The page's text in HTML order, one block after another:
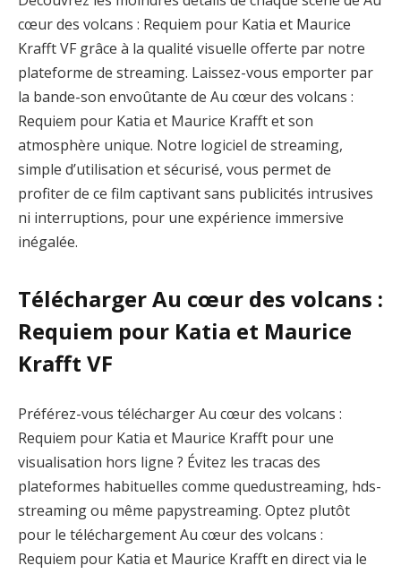
cœur des volcans : Requiem pour Katia et Maurice
Krafft VF grâce à la qualité visuelle offerte par notre
plateforme de streaming. Laissez-vous emporter par
la bande-son envoûtante de Au cœur des volcans :
Requiem pour Katia et Maurice Krafft et son
atmosphère unique. Notre logiciel de streaming,
simple d’utilisation et sécurisé, vous permet de
profiter de ce film captivant sans publicités intrusives
ni interruptions, pour une expérience immersive
inégalée.
Télécharger Au cœur des volcans :
Requiem pour Katia et Maurice
Krafft VF
Préférez-vous télécharger Au cœur des volcans :
Requiem pour Katia et Maurice Krafft pour une
visualisation hors ligne ? Évitez les tracas des
plateformes habituelles comme quedustreaming, hds-
streaming ou même papystreaming. Optez plutôt
pour le téléchargement Au cœur des volcans :
Requiem pour Katia et Maurice Krafft en direct via le